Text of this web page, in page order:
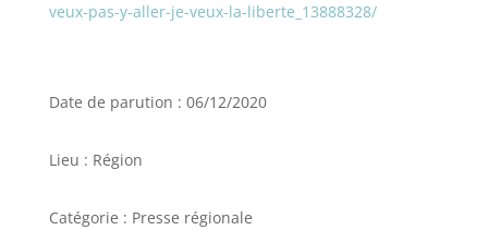
veux-pas-y-aller-je-veux-la-liberte_13888328/
Date de parution : 06/12/2020
Lieu : Région
Catégorie : Presse régionale